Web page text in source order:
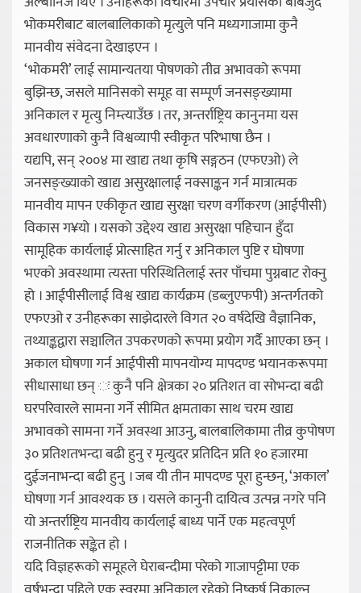
भोकमरीबाट बालबालिकाको मृत्युले पनि मध्यगाजामा कुनै
मानवीय संवेदना देखाइएन ।
‘भोकमरी’ लाई सामान्यतया पोषणको तीव्र अभावको रूपमा
बुझिन्छ, जसले मानिसको समूह वा सम्पूर्ण जनसङ्ख्यामा
अनिकाल र मृत्यु निम्त्याउँछ । तर, अन्तर्राष्ट्रिय कानुनमा यस
अवधारणाको कुनै विश्वव्यापी स्वीकृत परिभाषा छैन ।
यद्यपि, सन् २००४ मा खाद्य तथा कृषि सङ्गठन (एफएओ) ले
जनसङ्ख्याको खाद्य असुरक्षालाई नक्साङ्कन गर्न मात्रात्मक
मानवीय मापन एकीकृत खाद्य सुरक्षा चरण वर्गीकरण (आईपीसी)
विकास ग¥यो । यसको उद्देश्य खाद्य असुरक्षा पहिचान हुँदा
सामूहिक कार्यलाई प्रोत्साहित गर्नु र अनिकाल पुष्टि र घोषणा
भएको अवस्थामा त्यस्ता परिस्थितिलाई स्तर पाँचमा पुग्नबाट रोक्नु
हो । आईपीसीलाई विश्व खाद्य कार्यक्रम (डब्लुएफपी) अन्तर्गतको
एफएओ र उनीहरूका साझेदारले विगत २० वर्षदेखि वैज्ञानिक,
तथ्याङ्कद्वारा सञ्चालित उपकरणको रूपमा प्रयोग गर्दै आएका छन् ।
अकाल घोषणा गर्न आईपीसी मापनयोग्य मापदण्ड भयानकरूपमा
सीधासाधा छन् ः कुनै पनि क्षेत्रका २० प्रतिशत वा सोभन्दा बढी
घरपरिवारले सामना गर्ने सीमित क्षमताका साथ चरम खाद्य
अभावको सामना गर्ने अवस्था आउनु, बालबालिकामा तीव्र कुपोषण
३० प्रतिशतभन्दा बढी हुनु र मृत्युदर प्रतिदिन प्रति १० हजारमा
दुईजनाभन्दा बढी हुनु । जब यी तीन मापदण्ड पूरा हुन्छन्, ‘अकाल’
घोषणा गर्न आवश्यक छ । यसले कानुनी दायित्व उत्पन्न नगरे पनि
यो अन्तर्राष्ट्रिय मानवीय कार्यलाई बाध्य पार्ने एक महत्वपूर्ण
राजनीतिक सङ्केत हो ।
यदि विज्ञहरूको समूहले घेराबन्दीमा परेको गाजापट्टीमा एक